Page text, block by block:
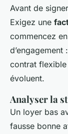
Avant de
Exigez une
commencez
contrat
évoluent.
Analyser la
Un loyer bas
fausse bonne